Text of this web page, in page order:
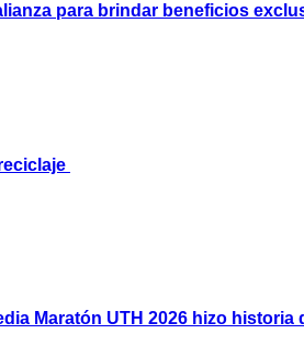
para brindar beneficios
Maratón UTH 2026 hizo historia